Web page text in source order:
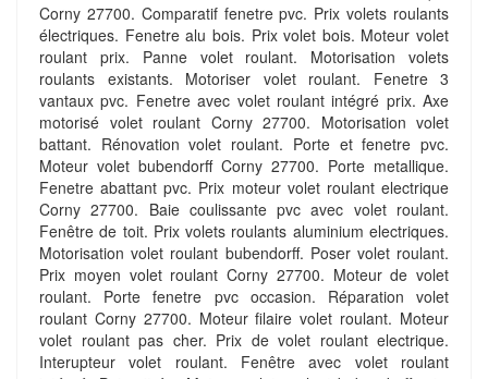
Corny 27700. Comparatif fenetre pvc. Prix volets roulants
électriques. Fenetre alu bois. Prix volet bois. Moteur volet
roulant prix. Panne volet roulant. Motorisation volets
roulants existants. Motoriser volet roulant. Fenetre 3
vantaux pvc. Fenetre avec volet roulant intégré prix. Axe
motorisé volet roulant Corny 27700. Motorisation volet
battant. Rénovation volet roulant. Porte et fenetre pvc.
Moteur volet bubendorff Corny 27700. Porte metallique.
Fenetre abattant pvc. Prix moteur volet roulant electrique
Corny 27700. Baie coulissante pvc avec volet roulant.
Fenêtre de toit. Prix volets roulants aluminium electriques.
Motorisation volet roulant bubendorff. Poser volet roulant.
Prix moyen volet roulant Corny 27700. Moteur de volet
roulant. Porte fenetre pvc occasion. Réparation volet
roulant Corny 27700. Moteur filaire volet roulant. Moteur
volet roulant pas cher. Prix de volet roulant electrique.
Interupteur volet roulant. Fenêtre avec volet roulant